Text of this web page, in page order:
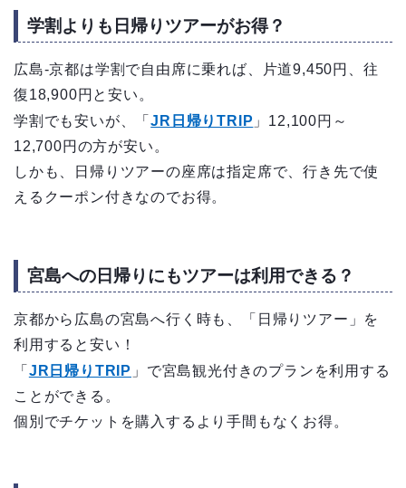
学割よりも日帰りツアーがお得？
広島-京都は学割で自由席に乗れば、片道9,450円、往
復18,900円と安い。
学割でも安いが、「JR日帰りTRIP 」12,100円～
12,700円の方が安い。
しかも、日帰りツアーの座席は指定席で、行き先で使
えるクーポン付きなのでお得。
宮島への日帰りにもツアーは利用できる？
京都から広島の宮島へ行く時も、「日帰りツアー」を
利用すると安い！
「 JR日帰りTRIP 」で宮島観光付きのプランを利用する
ことができる。
個別でチケットを購入するより手間もなくお得。